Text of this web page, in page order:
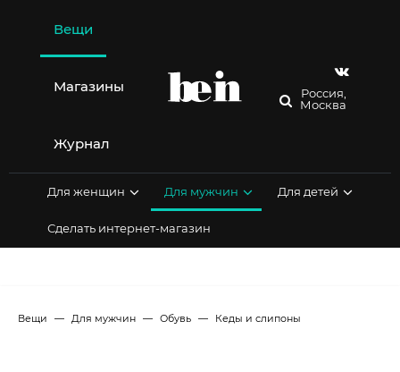
содержимому
Вещи
Магазины
Журнал
Россия,
Москва
Для женщин Для мужчин Для детей
Сделать интернет-магазин
Вещи Для мужчин Обувь Кеды и слипоны